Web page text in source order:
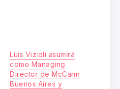
Luis Vizioli asumirá
como Managing
Director de McCann
Buenos Aires y